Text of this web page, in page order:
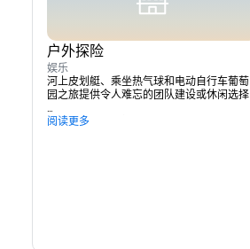
户外探险
娱乐
河上皮划艇、乘坐热气球和电动自行车葡萄
园之旅提供令人难忘的团队建设或休闲选择
附近的索诺玛湖提供远足和划船的机会。
阅读更多